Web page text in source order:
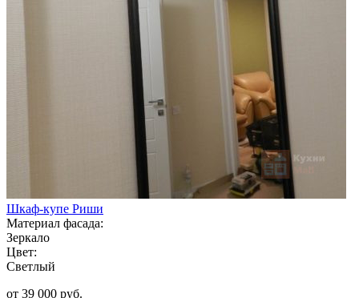
Шкаф-купе Риши
Материал фасада:
Зеркало
Цвет:
Светлый
от 39 000 руб.